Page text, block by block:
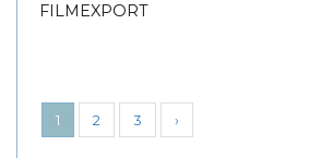
FILMEXPORT
1 2 3 ›